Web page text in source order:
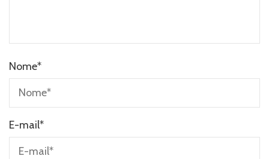
Nome*
E-mail*